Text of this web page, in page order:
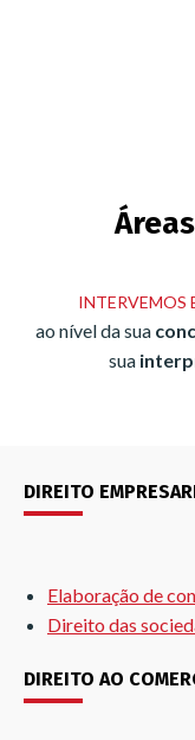
INTERVEMOS
ao nível da sua
sua
DIREITO
Elaboração de
Direito das
DIREITO AO